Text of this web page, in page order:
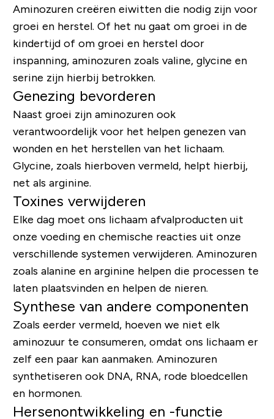
Aminozuren creëren eiwitten die nodig zijn voor
groei en herstel. Of het nu gaat om groei in de
kindertijd of om groei en herstel door
inspanning, aminozuren zoals valine, glycine en
serine zijn hierbij betrokken.
Genezing bevorderen
Naast groei zijn aminozuren ook
verantwoordelijk voor het helpen genezen van
wonden en het herstellen van het lichaam.
Glycine, zoals hierboven vermeld, helpt hierbij,
net als arginine.
Toxines verwijderen
Elke dag moet ons lichaam afvalproducten uit
onze voeding en chemische reacties uit onze
verschillende systemen verwijderen. Aminozuren
zoals alanine en arginine helpen die processen te
laten plaatsvinden en helpen de nieren.
Synthese van andere componenten
Zoals eerder vermeld, hoeven we niet elk
aminozuur te consumeren, omdat ons lichaam er
zelf een paar kan aanmaken. Aminozuren
synthetiseren ook DNA, RNA, rode bloedcellen
en hormonen.
Hersenontwikkeling en -functie